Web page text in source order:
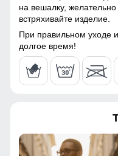
Покрой
Тип кармана
Фиксаторы
Декоративные
Особенности
на вешалку,
встряхивайте изделие.
При правильном уходе
долгое время!